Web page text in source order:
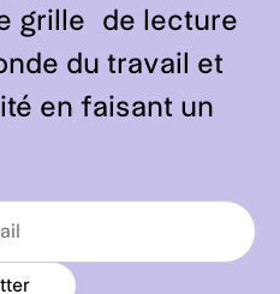
grille de lecture
du travail et
en faisant un